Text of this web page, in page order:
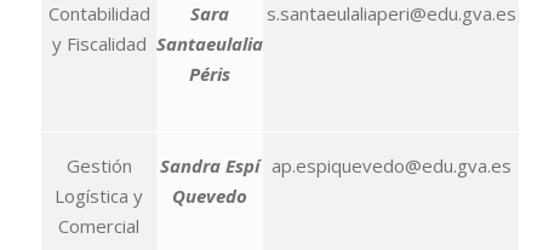
Contabilidad
y Fiscalidad
Sara
Santaeulalia
Péris
s.santaeulaliaperi@edu.gva.es
Gestión
Logística y
Comercial
Sandra Espí
Quevedo
ap.espiquevedo@edu.gva.es